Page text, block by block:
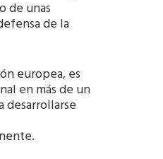
de unas
de la
europea, es
en más de un